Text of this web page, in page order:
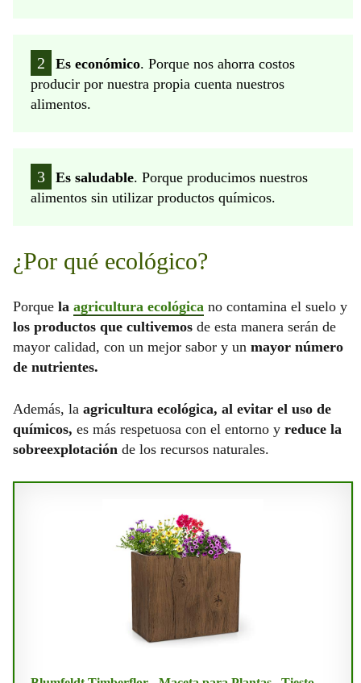
Es económico. Porque nos ahorra costos
producir por nuestra propia cuenta nuestros
alimentos.
Es saludable. Porque producimos nuestros
alimentos sin utilizar productos químicos.
¿Por qué ecológico?
Porque la agricultura ecológica no contamina el suelo y
los productos que cultivemos de esta manera serán de
mayor calidad, con un mejor sabor y un mayor número
de nutrientes.
Además, la agricultura ecológica, al evitar el uso de
químicos, es más respetuosa con el entorno y reduce la
sobreexplotación de los recursos naturales.